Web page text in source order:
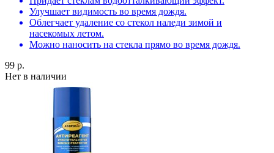
Улучшает видимость во время дождя.
Облегчает удаление со стекол наледи зимой и
насекомых летом.
Можно наносить на стекла прямо во время дождя.
99 р.
Нет в наличии